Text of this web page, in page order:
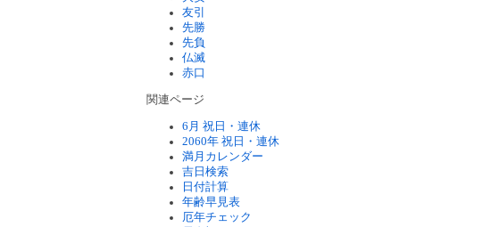
友引
先勝
先負
仏滅
赤口
関連ページ
6月 祝日・連休
2060年 祝日・連休
満月カレンダー
吉日検索
日付計算
年齢早見表
厄年チェック